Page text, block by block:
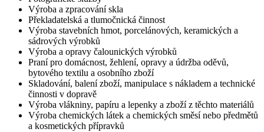
Výroba a zpracování skla
Překladatelská a tlumočnická činnost
Výroba stavebních hmot, porcelánových, keramických a
sádrových výrobků
Výroba a opravy čalounických výrobků
Praní pro domácnost, žehlení, opravy a údržba oděvů,
bytového textilu a osobního zboží
Skladování, balení zboží, manipulace s nákladem a technické
činnosti v dopravě
Výroba vlákniny, papíru a lepenky a zboží z těchto materiálů
Výroba chemických látek a chemických směsí nebo předmětů
a kosmetických přípravků